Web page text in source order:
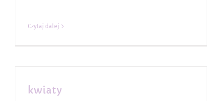
Czytaj dalej
kwiaty